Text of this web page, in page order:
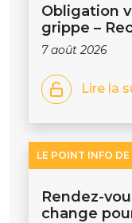
Obligation
grippe –
7 août 2026
Lire la
LE POINT INFO
Rendez-
change